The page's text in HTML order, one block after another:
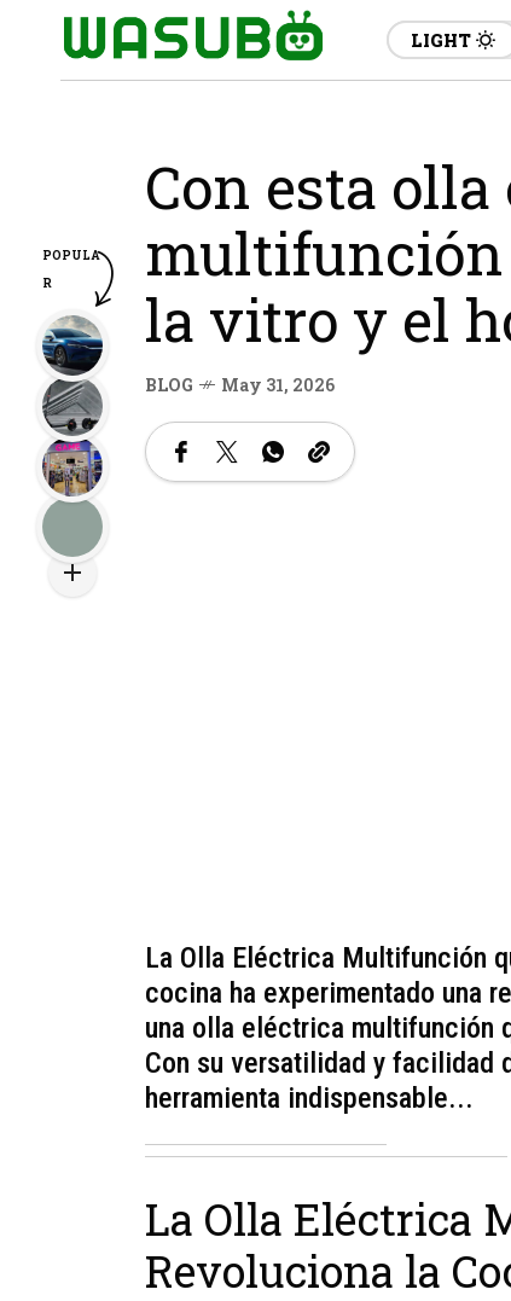
LIGHT
Con esta
multifunción
la vitro y el
BLOG May 31, 2026
La Olla Eléctrica Multifunción
cocina ha experimentado una
una olla eléctrica multifunción
Con su versatilidad y facilidad
herramienta indispensable...
La Olla Eléctrica
Revoluciona la
POPULA
R